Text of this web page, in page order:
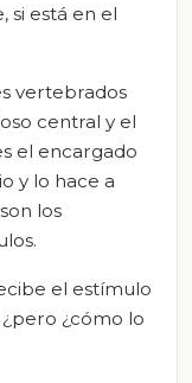
si está en el
vertebrados
central y el
el encargado
y lo hace a
los
el estímulo
¿cómo lo